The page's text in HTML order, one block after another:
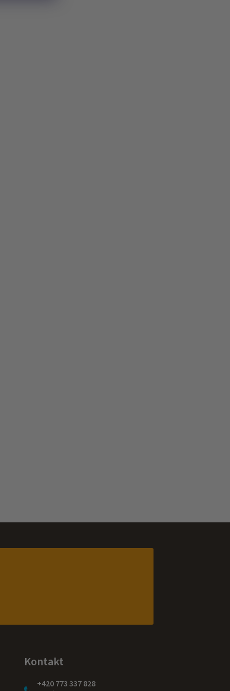
Kontakt
+420 773 337 828